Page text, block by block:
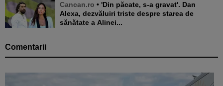
Cancan.ro • 'Din păcate, s-a gravat'. Dan
Alexa, dezvăluiri triste despre starea de
sănătate a Alinei...
Comentarii